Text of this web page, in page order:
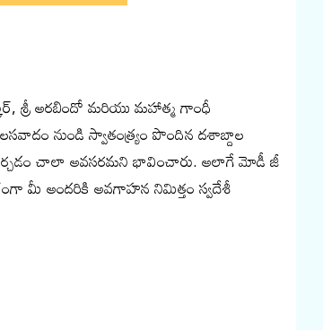
శ్రీ అరబిందో మరియు మహాత్మ గాంధీ
నుండి స్వాతంత్ర్యం పొందిన దశాబ్దాల
మార్చడం చాలా అవసరమని భావించారు. అలాగే మోడీ జీ
మీ అందరికి అవగాహన నిమిత్తం స్వదేశీ